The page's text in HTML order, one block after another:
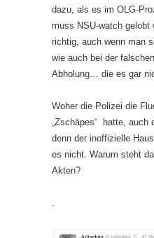
dazu, als es im OLG-
muss NSU-watch gelobt
richtig, auch wenn man
wie auch bei der
Abholung… die es gar
Woher die Polizei die
„Zschäpes“ hatte, auch
denn der inoffizielle
es nicht. Warum steht
Akten?
.